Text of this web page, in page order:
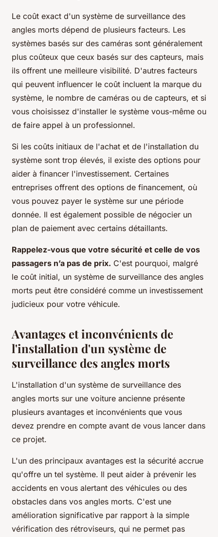
Le coût exact d'un système de surveillance des
angles morts dépend de plusieurs facteurs. Les
systèmes basés sur des caméras sont généralement
plus coûteux que ceux basés sur des capteurs, mais
ils offrent une meilleure visibilité. D'autres facteurs
qui peuvent influencer le coût incluent la marque du
système, le nombre de caméras ou de capteurs, et si
vous choisissez d'installer le système vous-même ou
de faire appel à un professionnel.
Si les coûts initiaux de l'achat et de l'installation du
système sont trop élevés, il existe des options pour
aider à financer l'investissement. Certaines
entreprises offrent des options de financement, où
vous pouvez payer le système sur une période
donnée. Il est également possible de négocier un
plan de paiement avec certains détaillants.
Rappelez-vous que votre sécurité et celle de vos
passagers n’a pas de prix. C'est pourquoi, malgré
le coût initial, un système de surveillance des angles
morts peut être considéré comme un investissement
judicieux pour votre véhicule.
Avantages et inconvénients de
l'installation d'un système de
surveillance des angles morts
L'installation d'un système de surveillance des
angles morts sur une voiture ancienne présente
plusieurs avantages et inconvénients que vous
devez prendre en compte avant de vous lancer dans
ce projet.
L'un des principaux avantages est la sécurité accrue
qu'offre un tel système. Il peut aider à prévenir les
accidents en vous alertant des véhicules ou des
obstacles dans vos angles morts. C'est une
amélioration significative par rapport à la simple
vérification des rétroviseurs, qui ne permet pas